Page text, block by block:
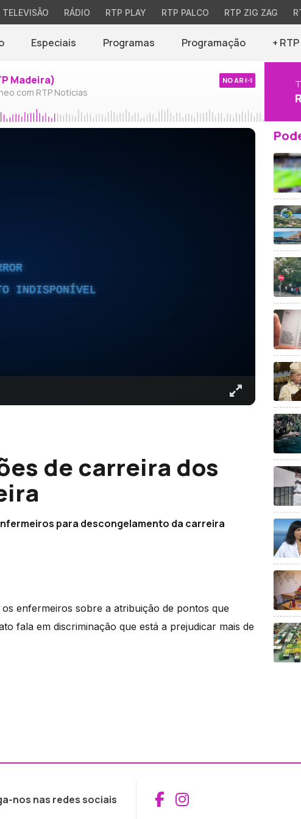
TELEVISÃO RÁDIO RTP PLAY RTP PALCO RTP ZIG ZAG
Especiais Programas Programação +
Madeira)
com RTP Notícias
NO AR
INDISPONÍVEL
de carreira dos
para descongelamento da carreira
enfermeiros sobre a atribuição de pontos que
fala em discriminação que está a prejudicar mais de
nos nas redes sociais Aceder ao
Aceder ao